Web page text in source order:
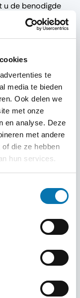
te
media te bieden
Ook delen we
met onze
en analyse. Deze
met andere
die ze hebben
hun services.
u de benodigde
paspoort
voor u
visum.